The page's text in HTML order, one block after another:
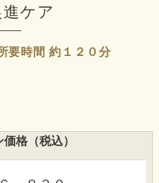
ケア
要時間 約１２０分
格（税込）